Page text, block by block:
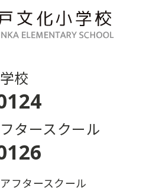
校
タースクール
アフタースクール